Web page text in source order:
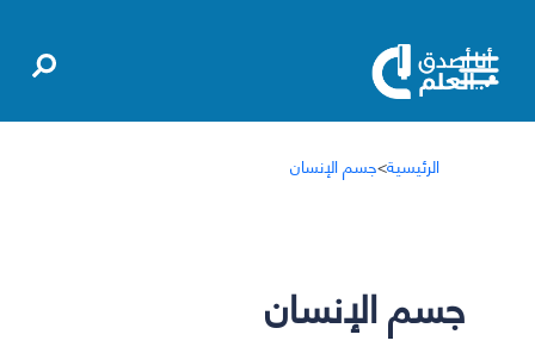
الرئيسية>جسم الإنسان
جسم الإنسان